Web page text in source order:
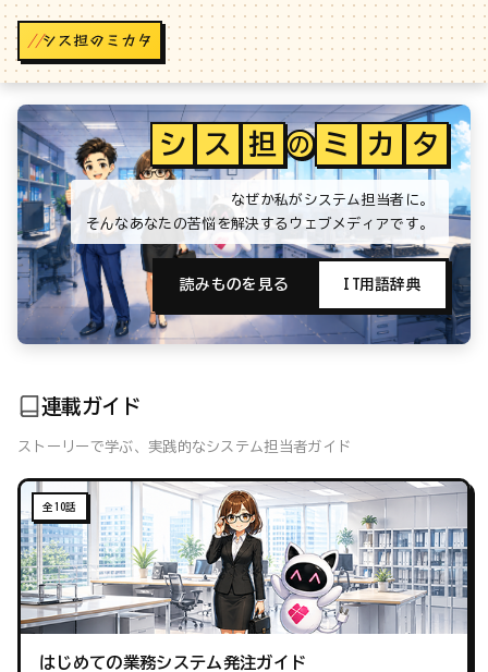
//
シ ス 担 の ミ カ タ
なぜか私がシステム担当者に。
そんなあなたの苦悩を解決するウェブメディアです。
読みものを見る IT用語辞典
連載ガイド
ストーリーで学ぶ、実践的なシステム担当者ガイド
全10話
はじめての業務システム発注ガイド